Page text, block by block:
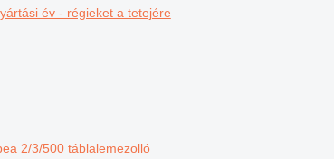
év - régieket a tetejére
2/3/500 táblalemezolló